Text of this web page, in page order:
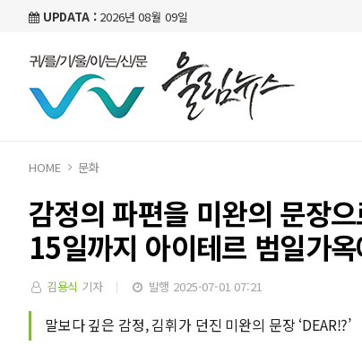
UPDATA :2026년 08월 09일
HOME 문화
감정의 파편을 미완의 문장
15일까지 아이테르 범일가
김용식 기자 발행 2025-07-01 07:21
말보다 깊은 감정, 김휘가 던진 미완의 문장 ‘DEAR!?’